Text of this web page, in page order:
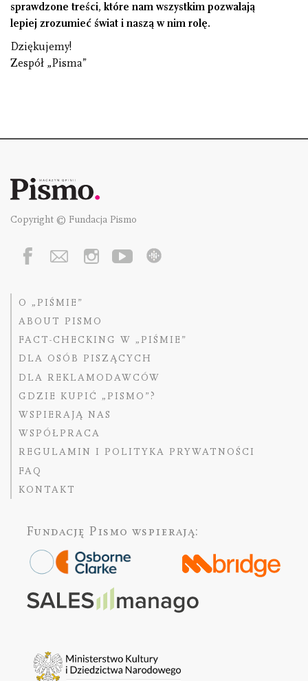
sprawdzone treści, które nam wszystkim pozwalają
lepiej zrozumieć świat i naszą w nim rolę.
Dziękujemy!
Zespół „Pisma”
Copyright © Fundacja Pismo
O „PIŚMIE”
ABOUT PISMO
FACT-CHECKING W „PIŚMIE”
DLA OSÓB PISZĄCYCH
DLA REKLAMODAWCÓW
GDZIE KUPIĆ „PISMO”?
WSPIERAJĄ NAS
WSPÓŁPRACA
REGULAMIN I POLITYKA PRYWATNOŚCI
FAQ
KONTAKT
Fundację Pismo wspierają: